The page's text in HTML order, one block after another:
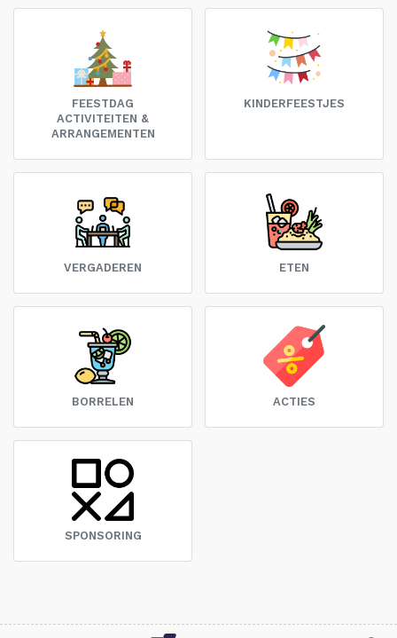
FEESTDAG
ACTIVITEITEN &
ARRANGEMENTEN
KINDERFEESTJES
VERGADEREN ETEN
BORRELEN ACTIES
SPONSORING